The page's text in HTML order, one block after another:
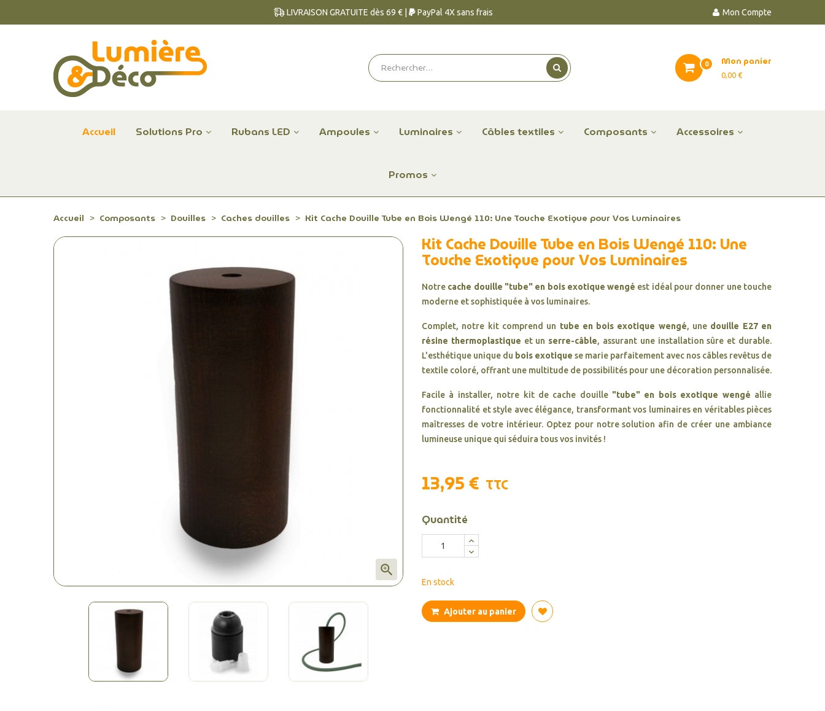
Mon Compte
LIVRAISON GRATUITE dès 69 € | PayPal 4X sans frais
Mon panier
0,00 €
0
Accueil Solutions Pro Rubans LED Ampoules Luminaires Câbles textiles Composants Accessoires
Promos
Accueil Composants Douilles Caches douilles Kit Cache Douille Tube en Bois Wengé 110: Une Touche Exotique pour Vos Luminaires

Kit Cache Douille Tube en Bois Wengé 110: Une
Touche Exotique pour Vos Luminaires
Notre cache douille "tube" en bois exotique wengé est idéal pour donner une touche
moderne et sophistiquée à vos luminaires.
Complet, notre kit comprend un tube en bois exotique wengé, une douille E27 en
résine thermoplastique et un serre-câble, assurant une installation sûre et durable.
L'esthétique unique du bois exotique se marie parfaitement avec nos câbles revêtus de
textile coloré, offrant une multitude de possibilités pour une décoration personnalisée.
Facile à installer, notre kit de cache douille"tube" en bois exotique wengé allie
fonctionnalité et style avec élégance, transformant vos luminaires en véritables pièces
maîtresses de votre intérieur. Optez pour notre solution afin de créer une ambiance
lumineuse unique qui séduira tous vos invités !
13,95 € TTC
Quantité
En stock
Ajouter au panier